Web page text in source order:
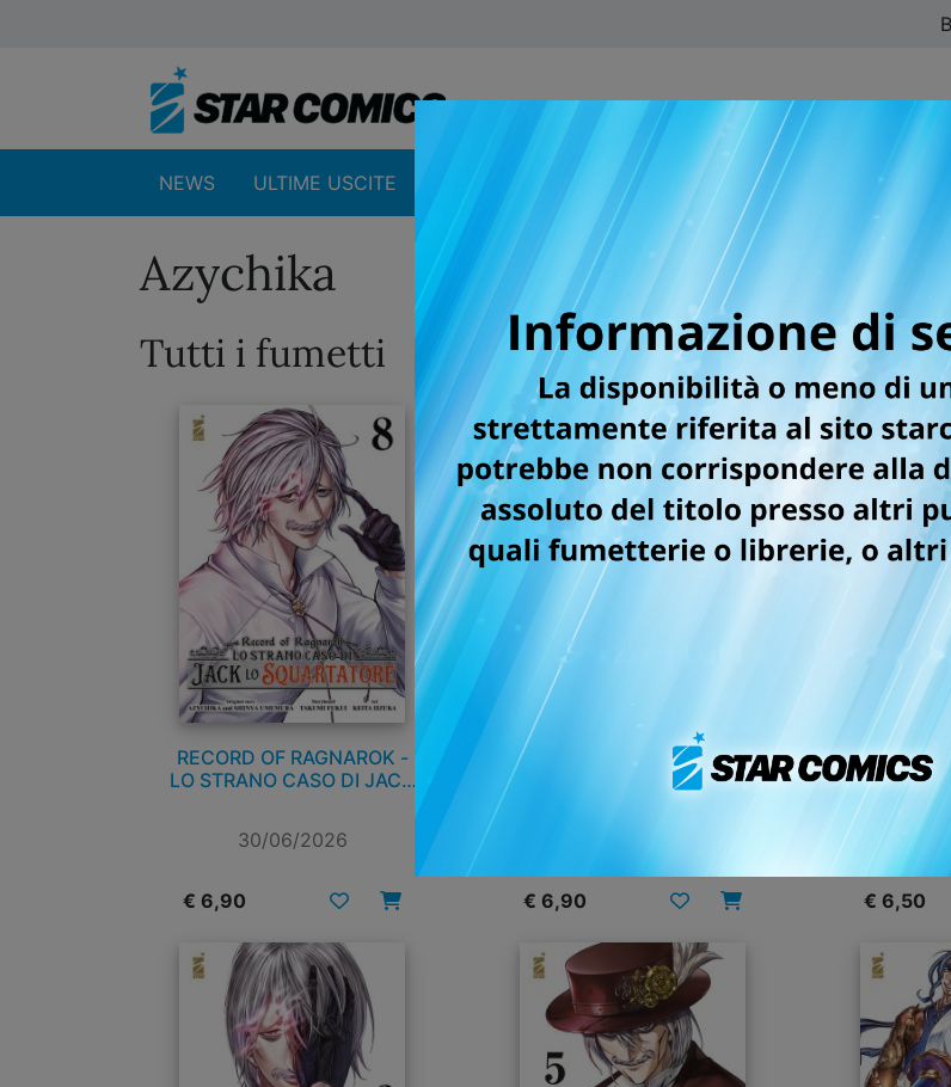
NEWS ULTIME USCITE CATALOGO SFOGLIA ONLINE DIGISTAR
Azychika
Tutti i fumetti
RECORD OF RAGNAROK -
LO STRANO CASO DI JACK
30/06/2026
€ 6,90
RECORD OF RAGNAROK n.
€ 6,90
RECORD
LO
LO
€ 6,50